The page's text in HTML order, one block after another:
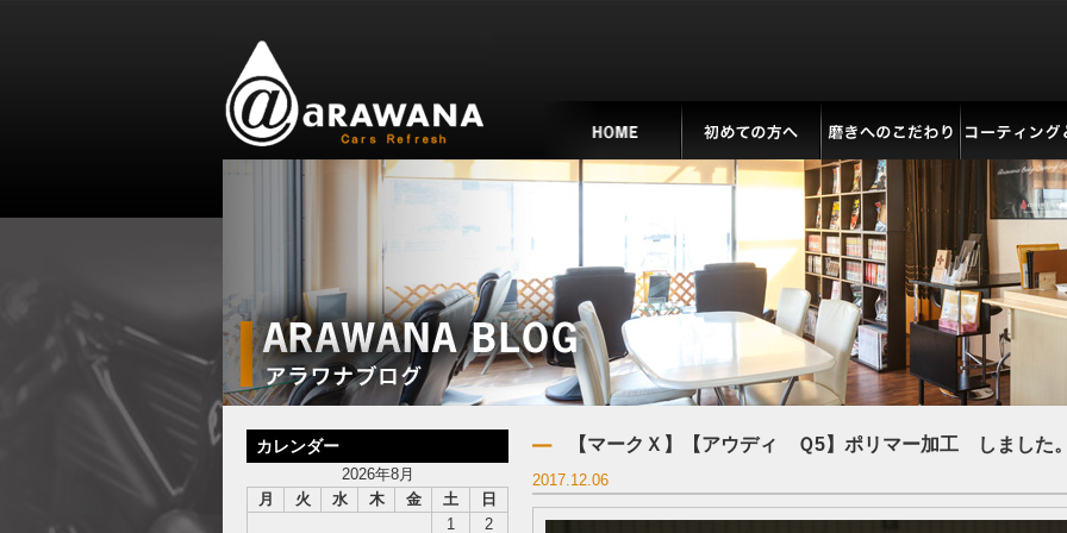
【マークＸ】【アウディ Ｑ5】ポリマー加工 しました
2017.12.06
カレンダー
2026年8月
月
火 水 木 金 土
日
1
2